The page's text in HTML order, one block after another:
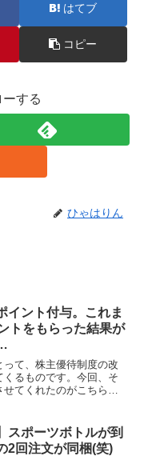
はてブ
コピー
する
ひゃはりん
イント付与。これま
トをもらった結果が
って、株主優待制度の改
くるものです。今回、そ
てくれたのがこちら。
ポイントが付与されまし
スポーツボトルが到
2回注文が同梱(笑)